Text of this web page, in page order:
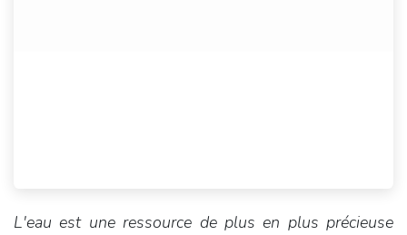
L'eau est une ressource de plus en plus précieuse